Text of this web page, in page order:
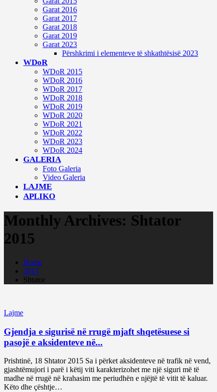
Garat 2016
Garat 2017
Garat 2018
Garat 2019
Garat 2023
Përshkrimi i elementeve të shkathtësisë 2023
WDoR
WDoR 2015
WDoR 2016
WDoR 2017
WDoR 2018
WDoR 2019
WDoR 2020
WDoR 2021
WDoR 2022
WDoR 2023
WDoR 2024
GALERIA
Foto Galeria
Video Galeria
LAJME
APLIKO
Monthly Archives: Shtator
2015
Home
2015
Shtator
Lajme
Gjendja e sigurisë në rrugë mjaft shqetësuese si
pasojë e aksidenteve në...
Prishtinë, 18 Shtator 2015 Sa i përket aksidenteve në trafik në vend,
gjashtëmujori i parë i këtij viti karakterizohet me një siguri më të
madhe në rrugë në krahasim me periudhën e njëjtë të vitit të kaluar.
Këto dhe çështje…